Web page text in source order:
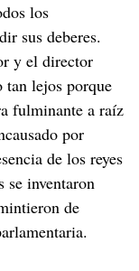
los
sus deberes.
y el director
tan lejos porque
fulminante a raíz
por
de los reyes
se inventaron
de